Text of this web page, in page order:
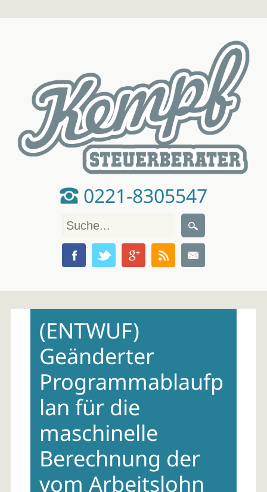
0221-8305547
content(ENTWUF)
Geänderter
Programmablaufp
lan für die
maschinelle
Berechnung der
vom Arbeitslohn